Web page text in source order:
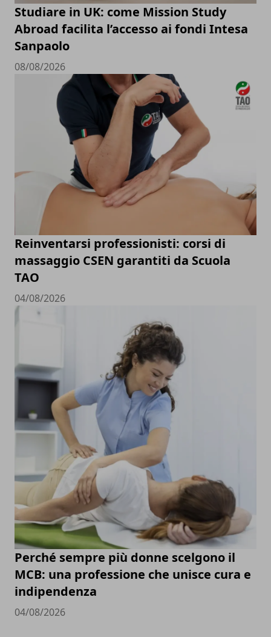
Studiare in UK: come Mission Study
Abroad facilita l’accesso ai fondi Intesa
Sanpaolo
08/08/2026
Reinventarsi professionisti: corsi di
massaggio CSEN garantiti da Scuola
TAO
04/08/2026
Perché sempre più donne scelgono il
MCB: una professione che unisce cura e
indipendenza
04/08/2026